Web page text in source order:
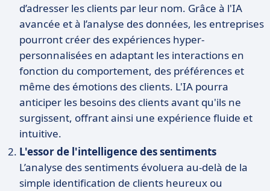
d’adresser les clients par leur nom. Grâce à l'IA
avancée et à l’analyse des données, les entreprises
pourront créer des expériences hyper-
personnalisées en adaptant les interactions en
fonction du comportement, des préférences et
même des émotions des clients. L'IA pourra
anticiper les besoins des clients avant qu'ils ne
surgissent, offrant ainsi une expérience fluide et
intuitive.
L'essor de l'intelligence des sentiments
L’analyse des sentiments évoluera au-delà de la
simple identification de clients heureux ou